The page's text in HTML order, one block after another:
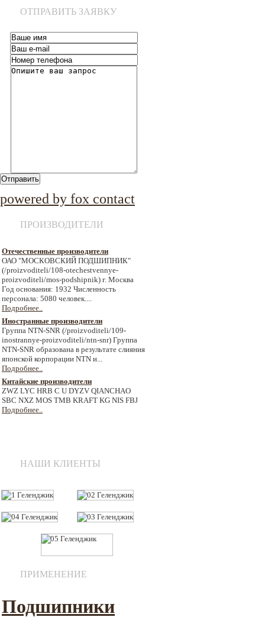
ОТПРАВИТЬ ЗАЯВКУ
Отправить
powered by fox contact
ПРОИЗВОДИТЕЛИ
Отечественные производители
ОАО "МОСКОВСКИЙ ПОДШИПНИК"
(/proizvoditeli/108-otechestvennye-
proizvoditeli/mos-podshipnik) г. Москва
Год основания: 1932 Численность
персонала: 5080 человек....
Подробнее..
Иностранные производители
Группа NTN-SNR (/proizvoditeli/109-
inostrannye-proizvoditeli/ntn-snr) Группа
NTN-SNR образована в результате слияния
японской корпорации NTN и...
Подробнее..
Китайские производители
ZWZ LYC HRB C U DYZV QIANCHAO
SBC NXZ MOS TMB KRAFT KG NIS FBJ
Подробнее..
НАШИ КЛИЕНТЫ
ПРИМЕНЕНИЕ
Подшипники